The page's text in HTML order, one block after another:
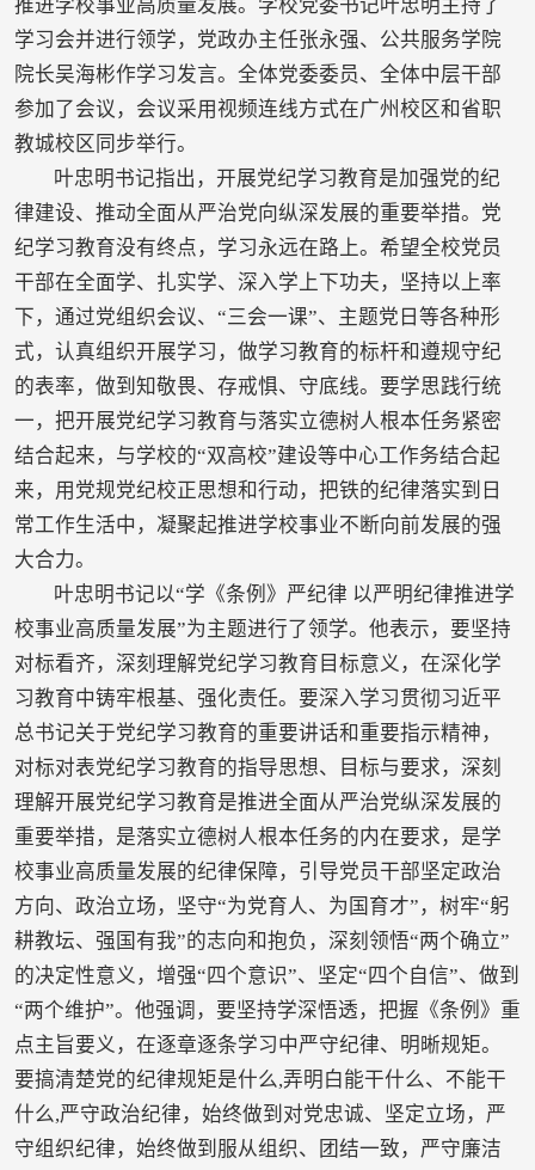
推进学校事业高质量发展。学校党委书记叶忠明主持了
学习会并进行领学，党政办主任张永强、公共服务学院
院长吴海彬作学习发言。全体党委委员、全体中层干部
参加了会议，会议采用视频连线方式在广州校区和省职
教城校区同步举行。
叶忠明书记指出，开展党纪学习教育是加强党的纪
律建设、推动全面从严治党向纵深发展的重要举措。党
纪学习教育没有终点，学习永远在路上。希望全校党员
干部在全面学、扎实学、深入学上下功夫，坚持以上率
下，通过党组织会议、“三会一课”、主题党日等各种形
式，认真组织开展学习，做学习教育的标杆和遵规守纪
的表率，做到知敬畏、存戒惧、守底线。要学思践行统
一，把开展党纪学习教育与落实立德树人根本任务紧密
结合起来，与学校的“双高校”建设等中心工作务结合起
来，用党规党纪校正思想和行动，把铁的纪律落实到日
常工作生活中，凝聚起推进学校事业不断向前发展的强
大合力。
叶忠明书记以“学《条例》严纪律 以严明纪律推进学
校事业高质量发展”为主题进行了领学。他表示，要坚持
对标看齐，深刻理解党纪学习教育目标意义，在深化学
习教育中铸牢根基、强化责任。要深入学习贯彻习近平
总书记关于党纪学习教育的重要讲话和重要指示精神，
对标对表党纪学习教育的指导思想、目标与要求，深刻
理解开展党纪学习教育是推进全面从严治党纵深发展的
重要举措，是落实立德树人根本任务的内在要求，是学
校事业高质量发展的纪律保障，引导党员干部坚定政治
方向、政治立场，坚守“为党育人、为国育才”，树牢“躬
耕教坛、强国有我”的志向和抱负，深刻领悟“两个确立”
的决定性意义，增强“四个意识”、坚定“四个自信”、做到
“两个维护”。他强调，要坚持学深悟透，把握《条例》重
点主旨要义，在逐章逐条学习中严守纪律、明晰规矩。
要搞清楚党的纪律规矩是什么,弄明白能干什么、不能干
什么,严守政治纪律，始终做到对党忠诚、坚定立场，严
守组织纪律，始终做到服从组织、团结一致，严守廉洁